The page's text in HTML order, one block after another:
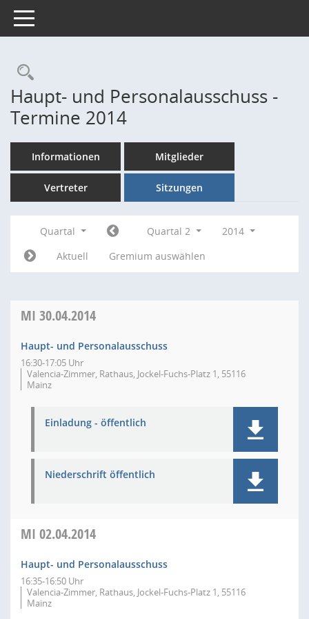
Toggle navigation
Rechercheauswahl
Haupt- und Personalausschuss -
Termine 2014
Informationen Mitglieder
Vertreter Sitzungen
Quartal Quartal 2
2014
Aktuell
Gremium auswählen
MI 30.04.2014
Haupt- und Personalausschuss
16:30-17:05 Uhr
Valencia-Zimmer, Rathaus, Jockel-Fuchs-Platz 1, 55116
Mainz
Einladung - öffentlich
Niederschrift öffentlich
MI 02.04.2014
Haupt- und Personalausschuss
16:35-16:50 Uhr
Valencia-Zimmer, Rathaus, Jockel-Fuchs-Platz 1, 55116
Mainz